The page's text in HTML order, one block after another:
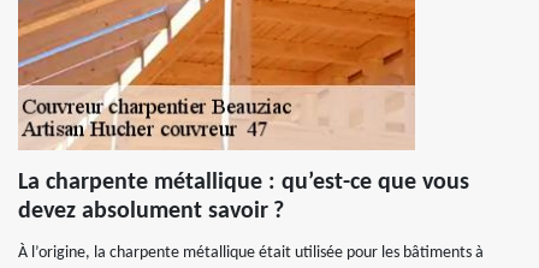
La charpente métallique : qu’est-ce que vous
devez absolument savoir ?
À l’origine, la charpente métallique était utilisée pour les bâtiments à